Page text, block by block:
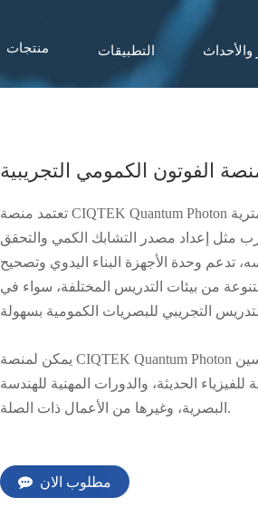
منتجات التطبيقات والأحداث
الفوتون الكمومي التجريبية
تعتمد منصة CIQTEK Quantum Photon التجريبية تقنية التحويل السفلى البارامترية BBO، واكتشاف
مثل إعداد مصدر التشابك الكمي والتحقق
تدعم وحدة الأجهزة البناء اليدوي وتصحيح
من بيئات التدريس المختلفة، سواء في
يمكن لمنصة CIQTEK Quantum Photon التجريبية مساعدة الجامعات والكليات وتعزيزها لفتح وتحسين
للفيزياء الحديثة، والدورات المهنية للهندسة
البصرية، وغيرها من الأعمال ذات الصلة.
مطلوب الان